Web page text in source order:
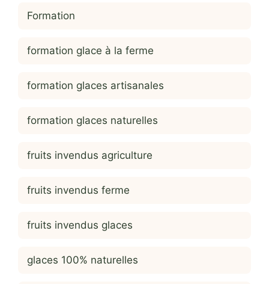
Formation
formation glace à la ferme
formation glaces artisanales
formation glaces naturelles
fruits invendus agriculture
fruits invendus ferme
fruits invendus glaces
glaces 100% naturelles